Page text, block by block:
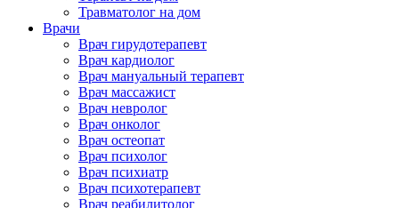
Травматолог на дом
Врачи
Врач гирудотерапевт
Врач кардиолог
Врач мануальный терапевт
Врач массажист
Врач невролог
Врач онколог
Врач остеопат
Врач психолог
Врач психиатр
Врач психотерапевт
Врач реабилитолог